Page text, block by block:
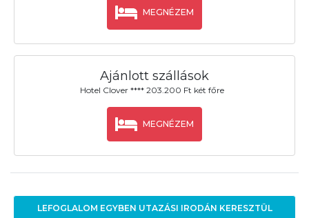
MEGNÉZEM
Ajánlott szállások
Hotel Clover **** 203.200 Ft két főre
MEGNÉZEM
LEFOGLALOM EGYBEN UTAZÁSI IRODÁN KERESZTÜL